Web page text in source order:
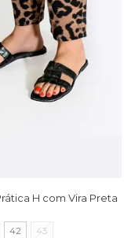
H com Vira Preta
42 43